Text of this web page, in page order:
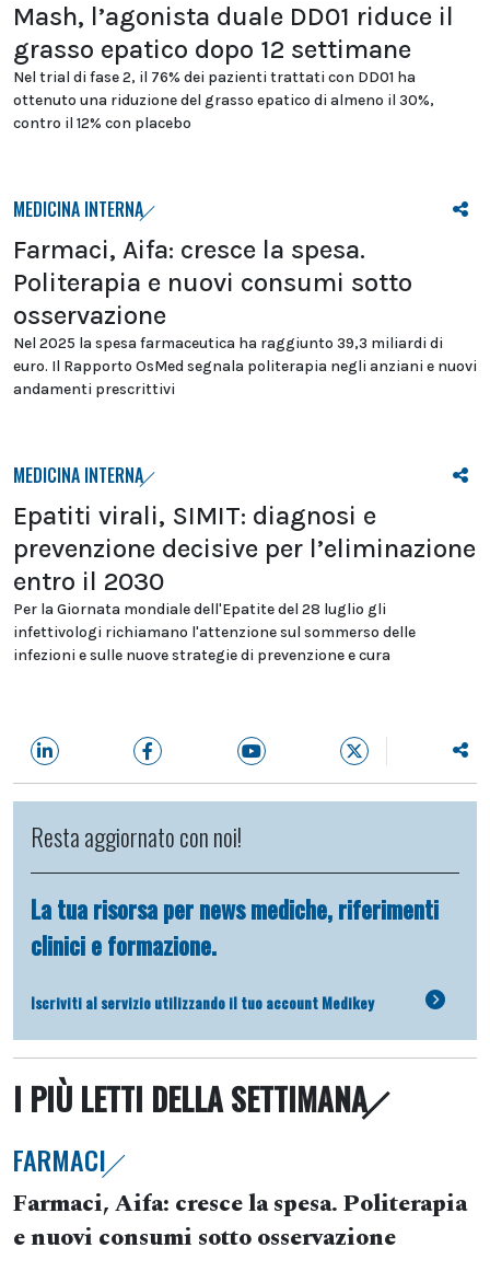
Mash, l’agonista duale DD01 riduce il
grasso epatico dopo 12 settimane
Nel trial di fase 2, il 76% dei pazienti trattati con DD01 ha
ottenuto una riduzione del grasso epatico di almeno il 30%,
contro il 12% con placebo
MEDICINA INTERNA
Farmaci, Aifa: cresce la spesa.
Politerapia e nuovi consumi sotto
osservazione
Nel 2025 la spesa farmaceutica ha raggiunto 39,3 miliardi di
euro. Il Rapporto OsMed segnala politerapia negli anziani e nuovi
andamenti prescrittivi
MEDICINA INTERNA
Epatiti virali, SIMIT: diagnosi e
prevenzione decisive per l’eliminazione
entro il 2030
Per la Giornata mondiale dell'Epatite del 28 luglio gli
infettivologi richiamano l'attenzione sul sommerso delle
infezioni e sulle nuove strategie di prevenzione e cura
Resta aggiornato con noi!
La tua risorsa per news mediche, riferimenti
clinici e formazione.
Iscriviti al servizio utilizzando il tuo account Medikey
I PIÙ LETTI DELLA SETTIMANA
FARMACI
Farmaci, Aifa: cresce la spesa. Politerapia
e nuovi consumi sotto osservazione